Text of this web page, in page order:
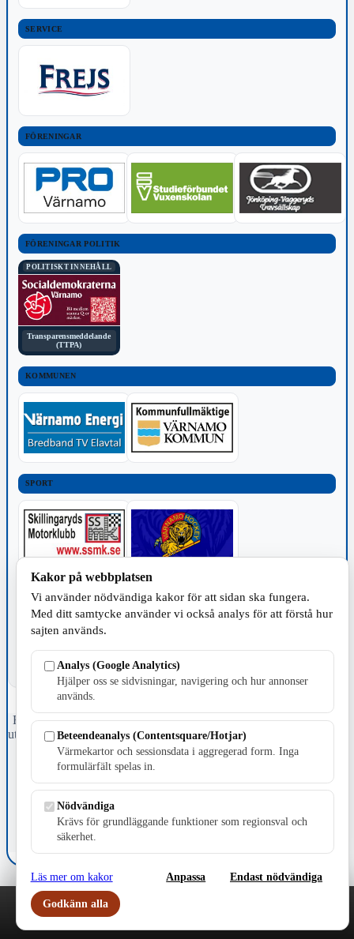
SERVICE
FÖRENINGAR
FÖRENINGAR POLITIK
POLITISKT INNEHÅLL
Transparensmeddelande
(TTPA)
KOMMUNEN
SPORT
Fristående webbtidningsföretag grundat 1991 som sedan 2002 ger
ut tidningen Skillingaryd.nu och 2010 lanserades Värnamo.nu. Från
april 2026 omfattar Skillingaryd.nu tre kommuner: Gnosjö,
Värnamo och Vaggeryds kommun.
Kontakta oss
E-post: redaktionen@skillingaryd.nu
Postadress: Gisslaköp 1, 568 92 Skillingaryd
Kakor på webbplatsen
Vi använder nödvändiga kakor för att sidan ska fungera.
Med ditt samtycke använder vi också analys för att förstå hur
sajten används.
Analys (Google Analytics)
Hjälper oss se sidvisningar, navigering och hur annonser
används.
Beteendeanalys (Contentsquare/Hotjar)
Värmekartor och sessionsdata i aggregerad form. Inga
formulärfält spelas in.
Nödvändiga
Krävs för grundläggande funktioner som regionsval och
säkerhet.
Läs mer om kakor Anpassa Endast nödvändiga
Godkänn alla